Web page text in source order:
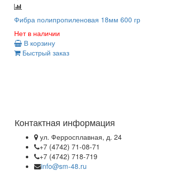
Фибра полипропиленовая 18мм 600 гр
Нет в наличии
В корзину
Быстрый заказ
Контактная информация
ул. Ферросплавная, д. 24
+7 (4742) 71-08-71
+7 (4742) 718-719
info@sm-48.ru